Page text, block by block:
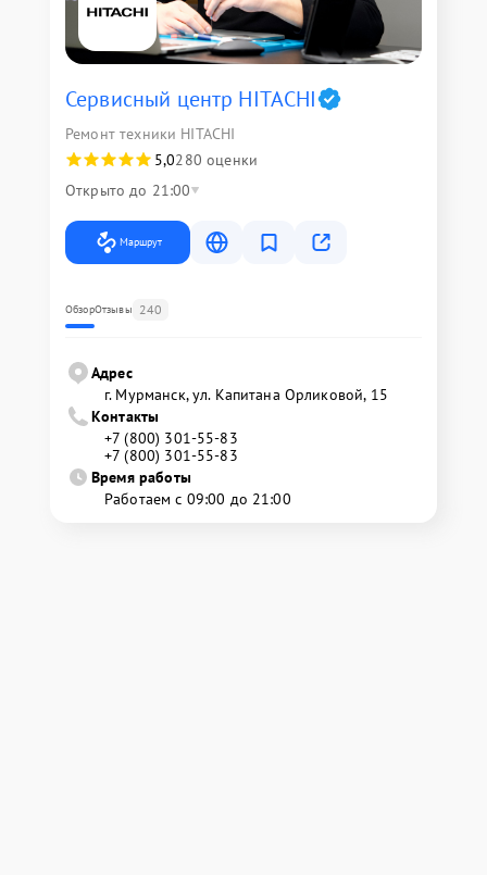
Сервисный центр HITACHI
Ремонт техники HITACHI
5,0280 оценки
Открыто до 21:00
Маршрут
ОбзорОтзывы 240
Адрес
г. Мурманск, ул. Капитана Орликовой, 15
Контакты
+7 (800) 301-55-83
+7 (800) 301-55-83
Время работы
Работаем с 09:00 до 21:00